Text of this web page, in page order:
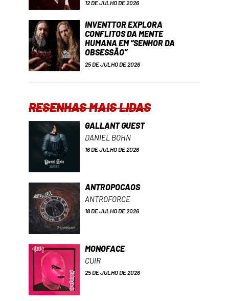
12 DE JULHO DE 2026
INVENTTOR EXPLORA
CONFLITOS DA MENTE
HUMANA EM “SENHOR DA
OBSESSÃO”
25 DE JULHO DE 2026
RESENHAS MAIS LIDAS
GALLANT GUEST
DANIEL BOHN
16 DE JULHO DE 2026
ANTROPOCAOS
ANTROFORCE
18 DE JULHO DE 2026
MONOFACE
CUIR
25 DE JULHO DE 2026